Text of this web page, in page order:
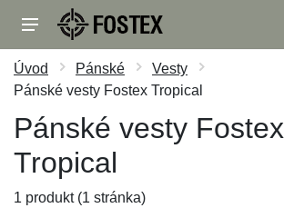
Úvod Pánské
Vesty
Pánské vesty Fostex Tropical
Pánské vesty Fostex
Tropical
1 produkt (1 stránka)